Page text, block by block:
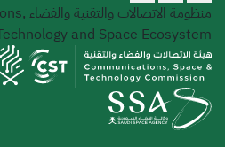
منظومة الاتصالات والتقنية والفضاء
and Space Ecosystem